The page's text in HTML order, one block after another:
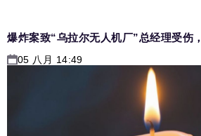
爆炸案致“乌拉尔无人机厂”总经理受伤
05 八月 14:49